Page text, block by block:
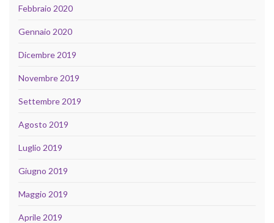
Febbraio 2020
Gennaio 2020
Dicembre 2019
Novembre 2019
Settembre 2019
Agosto 2019
Luglio 2019
Giugno 2019
Maggio 2019
Aprile 2019